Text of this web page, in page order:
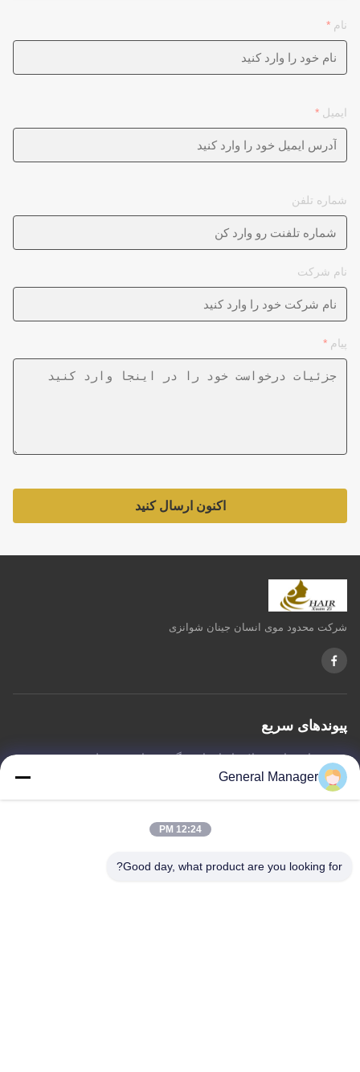
نام *
ایمیل *
شماره تلفن
نام شرکت
پیام *
اکنون ارسال کنید
شرکت محدود موی انسان جینان شوانزی
پیوندهای سریع
خونهدرباره مامحصولاتبا ما تماس بگیریدسیاست حفظ حریم خصوصی
نقشه سایت
نشانی: جاده Xingfu منطقه Licheng شهر جینان، استان شان دونگ
General Manager
12:24 PM
Good day, what product are you looking for?